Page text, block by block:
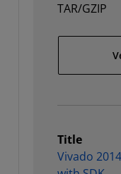
TAR/GZIP
Title
Vivado